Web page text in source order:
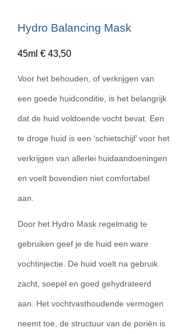
Hydro Balancing Mask
45ml € 43,50
Voor het behouden, of verkrijgen van
een goede huidconditie, is het belangrijk
dat de huid voldoende vocht bevat. Een
te droge huid is een ‘schietschijf’ voor het
verkrijgen van allerlei huidaandoeningen
en voelt bovendien niet comfortabel
aan.
Door het Hydro Mask regelmatig te
gebruiken geef je de huid een ware
vochtinjectie. De huid voelt na gebruik
zacht, soepel en goed gehydrateerd
aan. Het vochtvasthoudende vermogen
neemt toe, de structuur van de poriën is